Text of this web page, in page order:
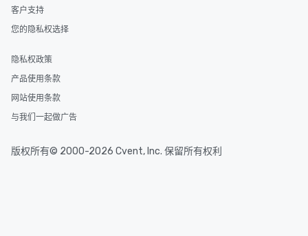
客户支持
您的隐私权选择
隐私权政策
产品使用条款
网站使用条款
与我们一起做广告
版权所有© 2000-2026 Cvent, Inc. 保留所有权利